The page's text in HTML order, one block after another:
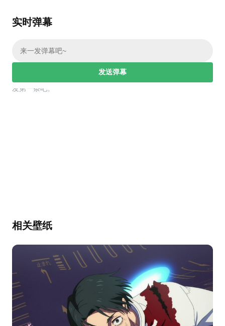
实时弹幕
发送弹幕
，发第一条吧。
相关壁纸